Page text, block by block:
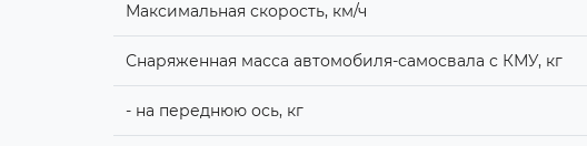
Максимальная скорость, км/ч
Снаряженная масса автомобиля-самосвала с КМУ, кг
- на переднюю ось, кг